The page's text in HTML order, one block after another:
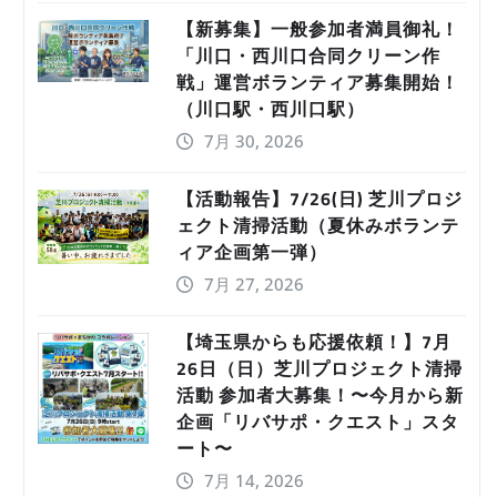
【新募集】一般参加者満員御礼！
「川口・西川口合同クリーン作
戦」運営ボランティア募集開始！
（川口駅・西川口駅）
7月 30, 2026
【活動報告】7/26(日) 芝川プロジ
ェクト清掃活動（夏休みボランテ
ィア企画第一弾）
7月 27, 2026
【埼玉県からも応援依頼！】7月
26日（日）芝川プロジェクト清掃
活動 参加者大募集！〜今月から新
企画「リバサポ・クエスト」スタ
ート〜
7月 14, 2026